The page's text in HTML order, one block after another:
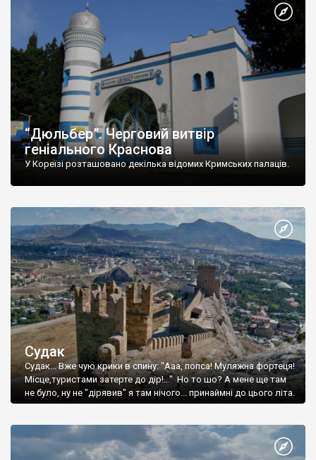
“Дюльбер”. Черговий витвір
геніального Краснова
У Кореїзі розташовано декілька відомих Кримських палаців.
Судак
Судак... Вже чую крики в спину: "Ааа, попса! Муляжна фортеця!
Місце,туристами затерте до дір!..." Но то шо? А мене ще там
не було, ну не "дірявив" я там нічого... принаймні до цього літа.